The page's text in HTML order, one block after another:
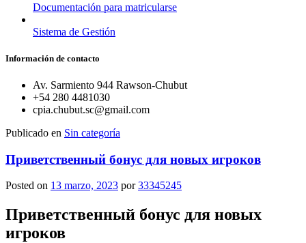
Documentación para matricularse
Sistema de Gestión
Información de contacto
Av. Sarmiento 944 Rawson-Chubut
+54 280 4481030
cpia.chubut.sc@gmail.com
Publicado en Sin categoría
Приветственный бонус для новых игроков
Posted on 13 marzo, 2023 por33345245
Приветственный бонус для новых
игроков